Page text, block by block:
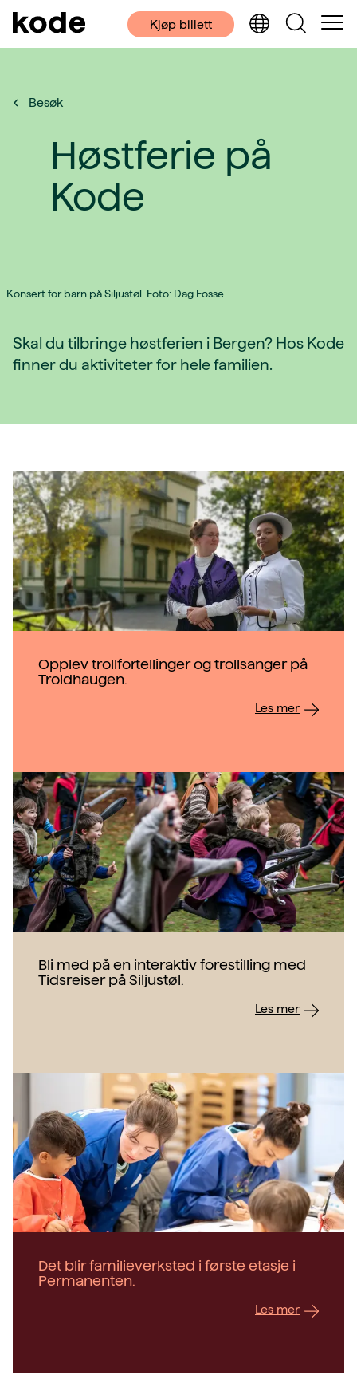
Kjøp billett
Besøk
Høstferie på
Kode
Konsert for barn på Siljustøl. Foto: Dag Fosse
Skal du tilbringe høstferien i Bergen? Hos Kode
finner du aktiviteter for hele familien.
Opplev trollfortellinger og trollsanger på
Troldhaugen.
Les mer
Bli med på en interaktiv forestilling med
Tidsreiser på Siljustøl.
Les mer
Det blir familieverksted i første etasje i
Permanenten.
Les mer